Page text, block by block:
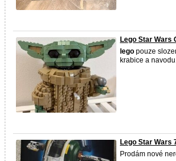
Lego Star Wars
lego pouze
krabice a
Lego Star Wars
Prodám nové